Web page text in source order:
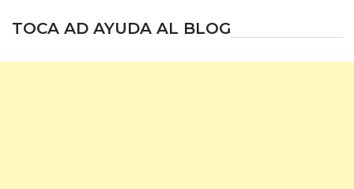
TOCA AD AYUDA AL BLOG